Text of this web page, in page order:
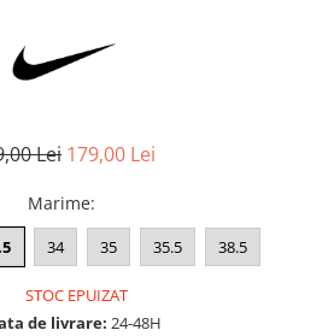
Lei 179,00 Lei
Marime:
34 35 35.5 38.5
STOC EPUIZAT
de livrare: 24-48H